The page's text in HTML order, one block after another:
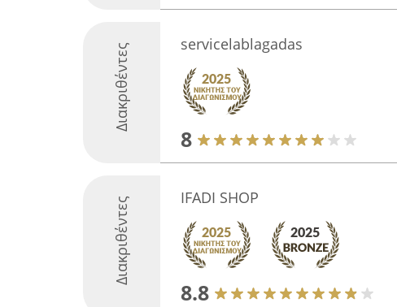
Διακριθέντες servicelablagadas
8
Διακριθέντες IFADI SHOP
8.8